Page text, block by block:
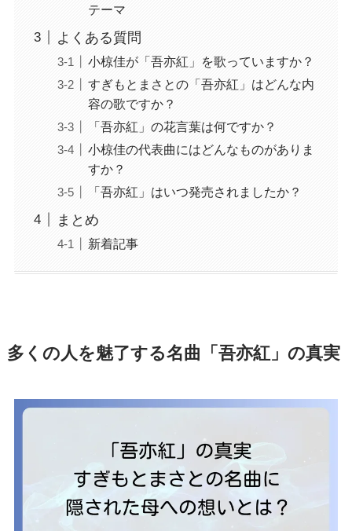
テーマ
よくある質問
小椋佳が「吾亦紅」を歌っていますか？
すぎもとまさとの「吾亦紅」はどんな内
容の歌ですか？
「吾亦紅」の花言葉は何ですか？
小椋佳の代表曲にはどんなものがありま
すか？
「吾亦紅」はいつ発売されましたか？
まとめ
新着記事
多くの人を魅了する名曲「吾亦紅」の真実